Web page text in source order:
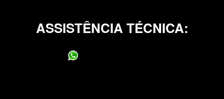
ASSISTÊNCIA TÉCNICA: